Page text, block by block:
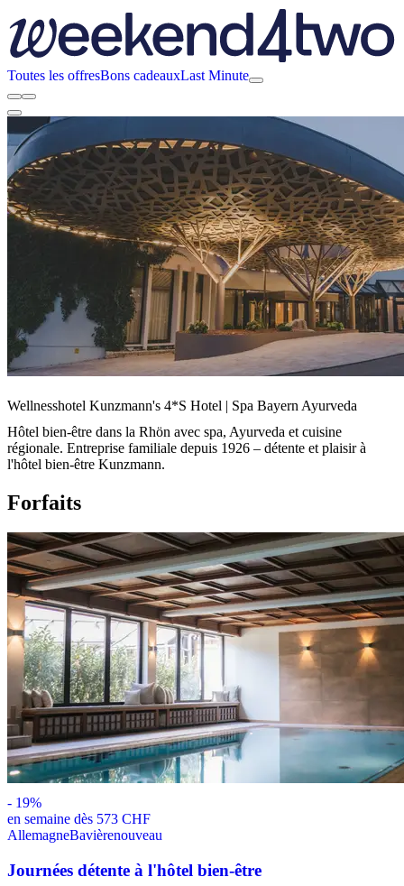
Toutes les offresBons cadeauxLast Minute
Wellnesshotel Kunzmann's 4*S Hotel | Spa Bayern Ayurveda
Hôtel bien-être dans la Rhön avec spa, Ayurveda et cuisine
régionale. Entreprise familiale depuis 1926 – détente et plaisir à
l'hôtel bien-être Kunzmann.
Forfaits
- 19%
en semaine dès 573 CHF
AllemagneBavièrenouveau
Journées détente à l'hôtel bien-être